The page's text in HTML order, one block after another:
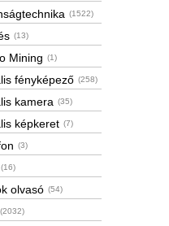
(1522)
(13)
Mining (1)
fényképező (258)
kamera (35)
képkeret (7)
(3)
(16)
olvasó (54)
(2032)